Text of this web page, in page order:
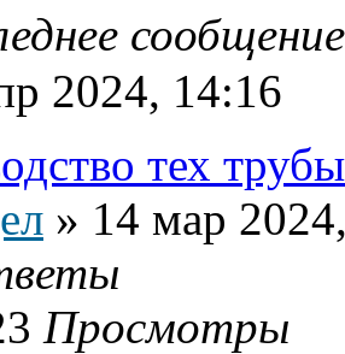
2024, 14:16
тех
» 14 мар
Просмотры